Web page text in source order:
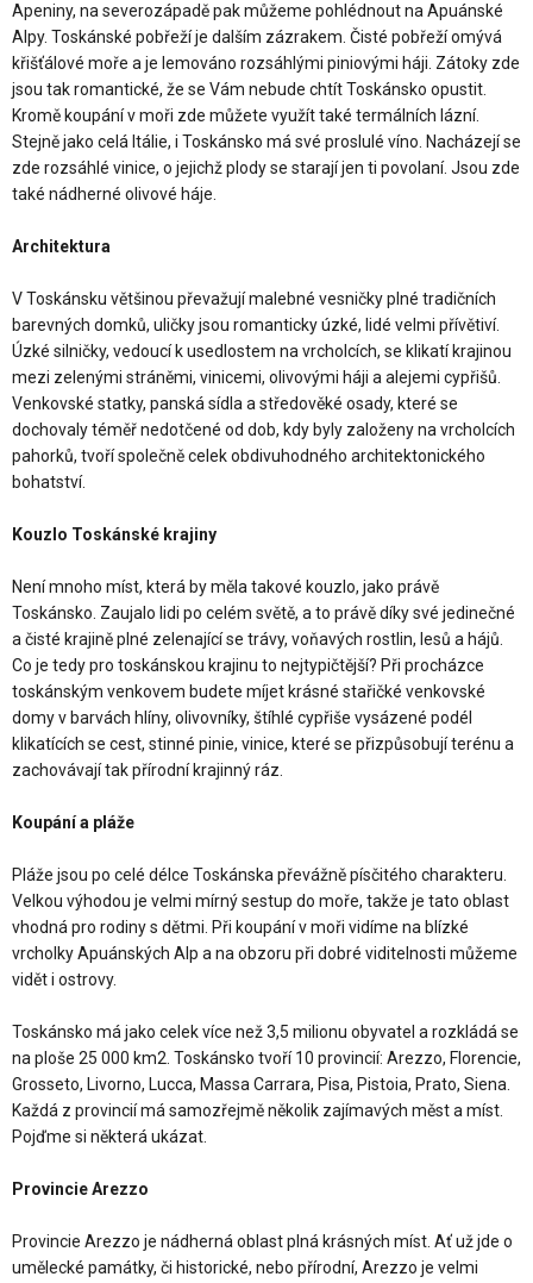
Apeniny, na severozápadě pak můžeme pohlédnout na Apuánské
Alpy. Toskánské pobřeží je dalším zázrakem. Čisté pobřeží omývá
křišťálové moře a je lemováno rozsáhlými piniovými háji. Zátoky zde
jsou tak romantické, že se Vám nebude chtít Toskánsko opustit.
Kromě koupání v moři zde můžete využít také termálních lázní.
Stejně jako celá Itálie, i Toskánsko má své proslulé víno. Nacházejí se
zde rozsáhlé vinice, o jejichž plody se starají jen ti povolaní. Jsou zde
také nádherné olivové háje.
Architektura
V Toskánsku většinou převažují malebné vesničky plné tradičních
barevných domků, uličky jsou romanticky úzké, lidé velmi přívětiví.
Úzké silničky, vedoucí k usedlostem na vrcholcích, se klikatí krajinou
mezi zelenými stráněmi, vinicemi, olivovými háji a alejemi cypřišů.
Venkovské statky, panská sídla a středověké osady, které se
dochovaly téměř nedotčené od dob, kdy byly založeny na vrcholcích
pahorků, tvoří společně celek obdivuhodného architektonického
bohatství.
Kouzlo Toskánské krajiny
Není mnoho míst, která by měla takové kouzlo, jako právě
Toskánsko. Zaujalo lidi po celém světě, a to právě díky své jedinečné
a čisté krajině plné zelenající se trávy, voňavých rostlin, lesů a hájů.
Co je tedy pro toskánskou krajinu to nejtypičtější? Při procházce
toskánským venkovem budete míjet krásné stařičké venkovské
domy v barvách hlíny, olivovníky, štíhlé cypřiše vysázené podél
klikatících se cest, stinné pinie, vinice, které se přizpůsobují terénu a
zachovávají tak přírodní krajinný ráz.
Koupání a pláže
Pláže jsou po celé délce Toskánska převážně písčitého charakteru.
Velkou výhodou je velmi mírný sestup do moře, takže je tato oblast
vhodná pro rodiny s dětmi. Při koupání v moři vidíme na blízké
vrcholky Apuánských Alp a na obzoru při dobré viditelnosti můžeme
vidět i ostrovy.
Toskánsko má jako celek více než 3,5 milionu obyvatel a rozkládá se
na ploše 25 000 km2. Toskánsko tvoří 10 provincií: Arezzo, Florencie,
Grosseto, Livorno, Lucca, Massa Carrara, Pisa, Pistoia, Prato, Siena.
Každá z provincií má samozřejmě několik zajímavých měst a míst.
Pojďme si některá ukázat.
Provincie Arezzo
Provincie Arezzo je nádherná oblast plná krásných míst. Ať už jde o
umělecké památky, či historické, nebo přírodní, Arezzo je velmi